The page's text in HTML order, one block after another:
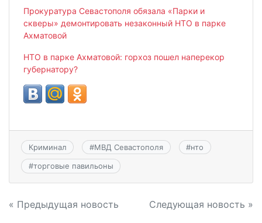
Прокуратура Севастополя обязала «Парки и
скверы» демонтировать незаконный НТО в парке
Ахматовой
НТО в парке Ахматовой: горхоз пошел наперекор
губернатору?
Криминал #МВД Севастополя #нто
#торговые павильоны
Навигация
« Предыдущая новость Следующая новость »